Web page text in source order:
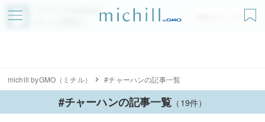
アプリでmichillが
無料ダウンロード
michill byGMO（ミチル） #チャーハンの記事一覧
#チャーハンの記事一覧 （19件）